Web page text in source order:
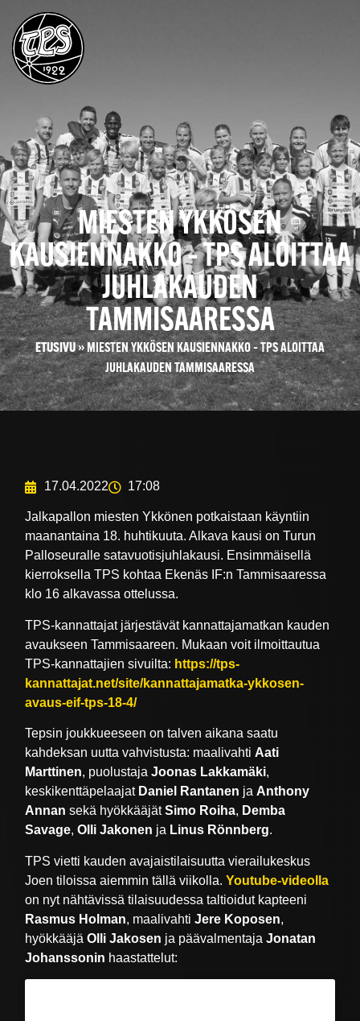
MIESTEN YKKÖSEN
KAUSIENNAKKO – TPS ALOITTAA
JUHLAKAUDEN
TAMMISAARESSA
ETUSIVU»MIESTEN YKKÖSEN KAUSIENNAKKO – TPS ALOITTAA
JUHLAKAUDEN TAMMISAARESSA
17.04.2022 17:08
Jalkapallon miesten Ykkönen potkaistaan käyntiin
maanantaina 18. huhtikuuta. Alkava kausi on Turun
Palloseuralle satavuotisjuhlakausi. Ensimmäisellä
kierroksella TPS kohtaa Ekenäs IF:n Tammisaaressa
klo 16 alkavassa ottelussa.
TPS-kannattajat järjestävät kannattajamatkan kauden
avaukseen Tammisaareen. Mukaan voit ilmoittautua
TPS-kannattajien sivuilta: https://tps-
kannattajat.net/site/kannattajamatka-ykkosen-
avaus-eif-tps-18-4/
Tepsin joukkueeseen on talven aikana saatu
kahdeksan uutta vahvistusta: maalivahti Aati
Marttinen, puolustajaJoonas Lakkamäki,
keskikenttäpelaajat Daniel Rantanen ja Anthony
Annan sekä hyökkääjätSimo Roiha, Demba
Savage,Olli Jakonen ja Linus Rönnberg.
TPS vietti kauden avajaistilaisuutta vierailukeskus
Joen tiloissa aiemmin tällä viikolla.Youtube-videolla
on nyt nähtävissä tilaisuudessa taltioidut kapteeni
Rasmus Holman, maalivahtiJere Koposen,
hyökkääjäOlli Jakosen ja päävalmentajaJonatan
Johanssonin haastattelut: